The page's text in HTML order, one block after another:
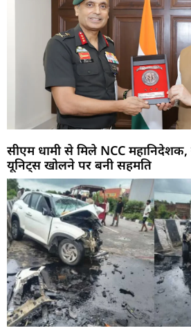
सीएम धामी से मिले NCC महानिदेशक,
यूनिट्स खोलने पर बनी सहमति